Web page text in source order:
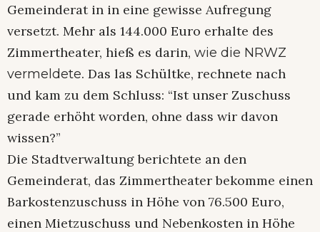
Gemeinderat in in eine gewisse Aufregung
versetzt. Mehr als 144.000 Euro erhalte des
Zimmertheater, hieß es darin, wie die NRWZ
vermeldete. Das las Schültke, rechnete nach
und kam zu dem Schluss: “Ist unser Zuschuss
gerade erhöht worden, ohne dass wir davon
wissen?”
Die Stadtverwaltung berichtete an den
Gemeinderat, das Zimmertheater bekomme einen
Barkostenzuschuss in Höhe von 76.500 Euro,
einen Mietzuschuss und Nebenkosten in Höhe